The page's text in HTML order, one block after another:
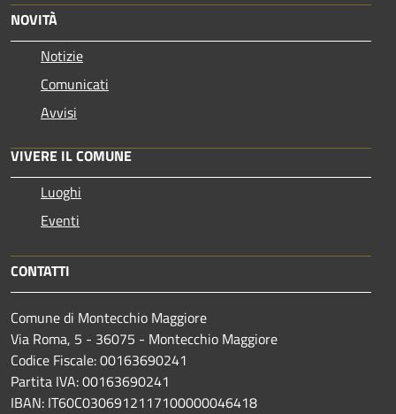
NOVITÀ
Notizie
Comunicati
Avvisi
VIVERE IL COMUNE
Luoghi
Eventi
CONTATTI
Comune di Montecchio Maggiore
Via Roma, 5 - 36075 - Montecchio Maggiore
Codice Fiscale: 00163690241
Partita IVA: 00163690241
IBAN: IT60C0306912117100000046418